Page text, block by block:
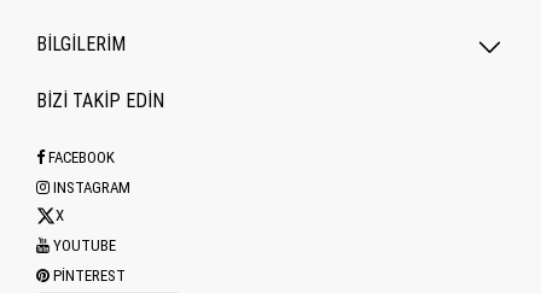
BİLGİLERİM
BİZİ TAKİP EDİN
FACEBOOK
INSTAGRAM
X
YOUTUBE
PINTEREST